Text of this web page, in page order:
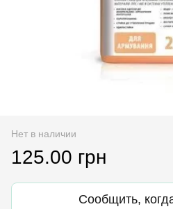
Нет в наличии
125.00 грн
Сообщить,